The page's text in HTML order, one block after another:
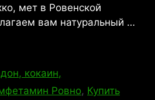
мет в Ровенской
вам натуральный …
кокаин,
Ровно, Купить